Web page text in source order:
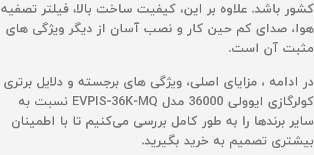
کشور باشد. علاوه بر این، کیفیت ساخت بالا، فیلتر تصفیه
هوا، صدای کم حین کار و نصب آسان از دیگر ویژگی‌ های
مثبت آن است.
در ادامه ، مزایای اصلی، ویژگی های برجسته و دلایل برتری
کولرگازی ایوولی 36000 مدل EVPIS-36K-MQ نسبت به
سایر برندها را به‌ طور کامل بررسی می‌کنیم تا با اطمینان
بیشتری تصمیم به خرید بگیرید.